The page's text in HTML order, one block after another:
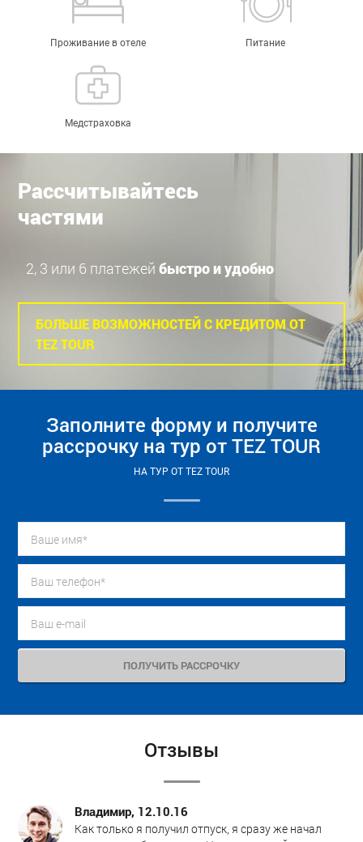
Проживание в отеле Питание
Медстраховка
Рассчитывайтесь
частями
2, 3 или 6 платежейбыстро и удобно
БОЛЬШЕ ВОЗМОЖНОСТЕЙ С КРЕДИТОМ ОТ
TEZ TOUR
Заполните форму и получите
рассрочку на тур от TEZ TOUR
НА ТУР ОТ TEZ TOUR
Отзывы
Владимир, 12.10.16
Как только я получил отпуск, я сразу же начал